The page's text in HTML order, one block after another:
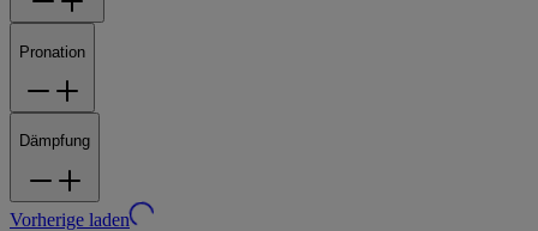
Pronation
Dämpfung
Vorherige laden